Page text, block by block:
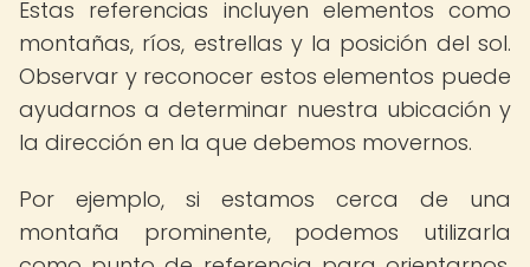
Estas referencias incluyen elementos como
montañas, ríos, estrellas y la posición del sol.
Observar y reconocer estos elementos puede
ayudarnos a determinar nuestra ubicación y
la dirección en la que debemos movernos.
Por ejemplo, si estamos cerca de una
montaña prominente, podemos utilizarla